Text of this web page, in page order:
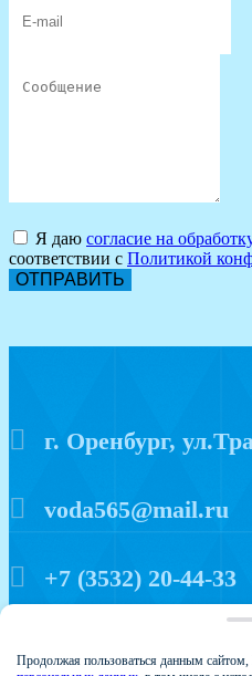
Я даю согласие на
соответствии с Политикой
ОТПРАВИТЬ
г. Оренбург,
voda565@mail.ru
+7 (3532) 20-44-33
Продолжая пользоваться данным сайтом,